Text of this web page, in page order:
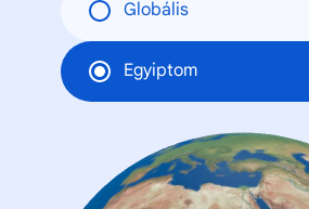
Globális
Egyiptom